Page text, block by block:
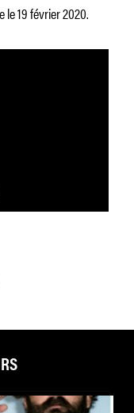
19 février 2020.